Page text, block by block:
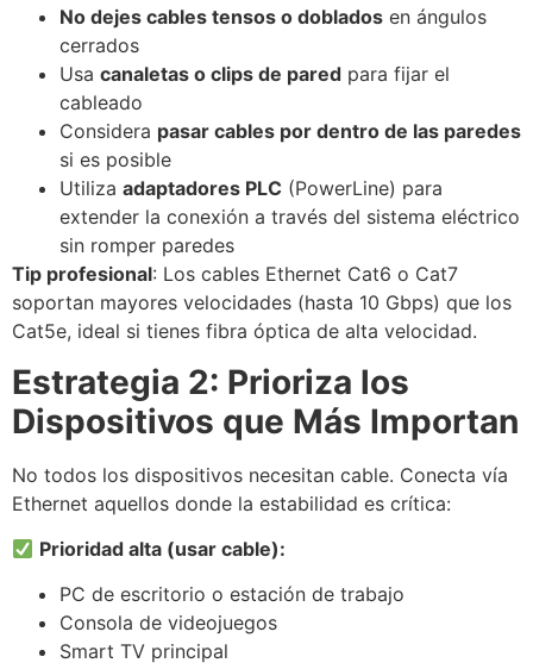
No dejes cables tensos o doblados en ángulos
cerrados
Usa canaletas o clips de pared para fijar el
cableado
Considera pasar cables por dentro de las paredes
si es posible
Utiliza adaptadores PLC (PowerLine) para
extender la conexión a través del sistema eléctrico
sin romper paredes
Tip profesional: Los cables Ethernet Cat6 o Cat7
soportan mayores velocidades (hasta 10 Gbps) que los
Cat5e, ideal si tienes fibra óptica de alta velocidad.
Estrategia 2: Prioriza los
Dispositivos que Más Importan
No todos los dispositivos necesitan cable. Conecta vía
Ethernet aquellos donde la estabilidad es crítica:
Prioridad alta (usar cable):
PC de escritorio o estación de trabajo
Consola de videojuegos
Smart TV principal